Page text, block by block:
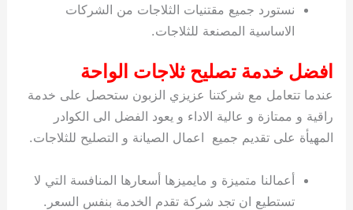
نستورد جميع مقتنيات الثلاجات من الشركات
الاساسية المصنعة للثلاجات.
افضل خدمة تصليح ثلاجات الواحة
عندما تتعامل مع شركتنا عزيزي الزبون ستحصل على خدمة
راقية و ممتازة و عالية الاداء و يعود الفضل الى الكوادر
المهيأة على تقديم جميع اعمال الصيانة و التصليح للثلاجات.
أعمالنا متميزة و مايميزها أسعارها المنافسة التي لا
تستطيع ان تجد شركة تقدم الخدمة بنفس السعر.